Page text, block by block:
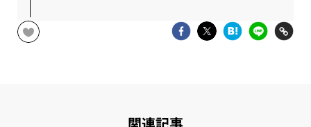
関連記事